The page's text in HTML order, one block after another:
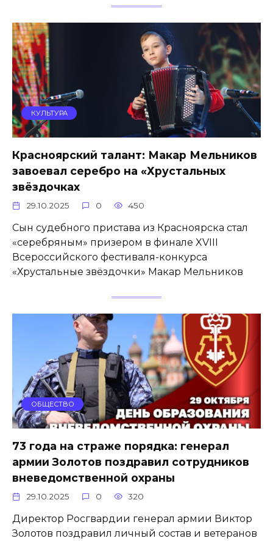
КУЛЬТУРА
Красноярский талант: Макар Мельников
завоевал серебро на «Хрустальных
звёздочках
29.10.2025 0 450
Сын судебного пристава из Красноярска стал
«серебряным» призером в финале XVIII
Всероссийского фестиваля-конкурса
«Хрустальные звёздочки» Макар Мельников
ОБЩЕСТВО
73 года на страже порядка: генерал
армии Золотов поздравил сотрудников
вневедомственной охраны
29.10.2025 0 320
Директор Росгвардии генерал армии Виктор
Золотов поздравил личный состав и ветеранов